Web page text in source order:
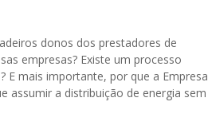
donos dos prestadores de
empresas? Existe um processo
E mais importante, por que a Empresa
assumir a distribuição de energia sem